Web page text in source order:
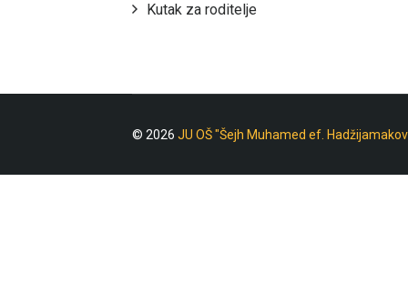
Kutak za roditelje
© 2026 JU OŠ "Šejh Muhamed ef.